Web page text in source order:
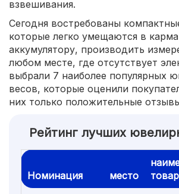
взвешивания.
Сегодня востребованы
которые легко умещаются в
аккумулятору, производить
любом месте, где отсутствует
выбрали 7 наиболее популярных
весов, которые оценили
них только положительные
Рейтинг лучших
Номинация место